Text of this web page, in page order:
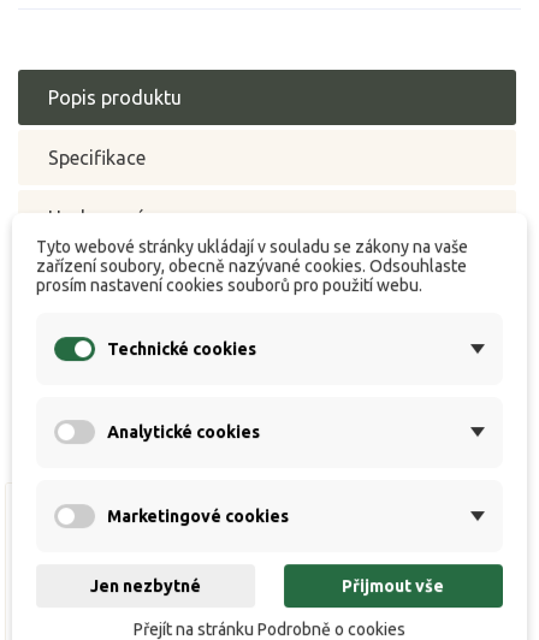
Popis produktu
Specifikace
Hodnocení
Tyto webové stránky ukládají v souladu se zákony na vaše
zařízení soubory, obecně nazývané cookies. Odsouhlaste
prosím nastavení cookies souborů pro použití webu.
Technické cookies
Analytické cookies
Marketingové cookies
Jen nezbytné Přijmout vše
Přejít na stránku Podrobně o cookies